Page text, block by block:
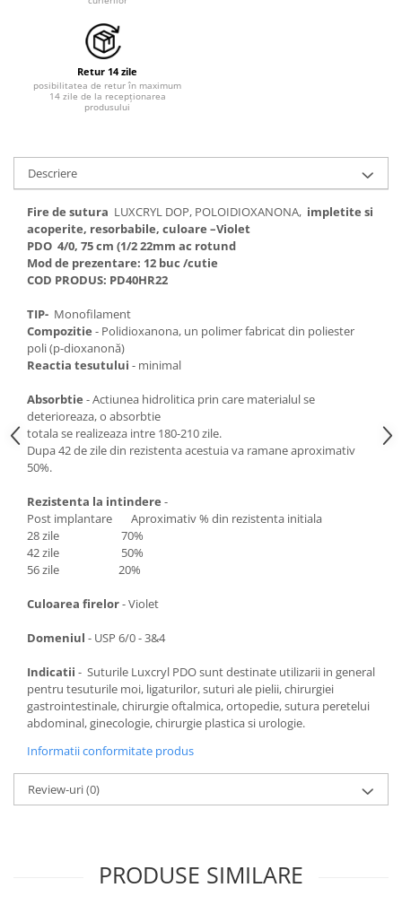
Aparatură tratament
Accesorii tratament
Aspiratoare chirurgicale
Electrocautere
Genți ambulanță
Stomatologie
Echipamente de diagnostic
Incubatoare animale
Lămpi
Lămpi chirurgicale
Lămpi bactericide
Lămpi frontale
Stomatologie veterinara
Igienă animale
Accesorii cosmetice
PSH HEALTH CARE
Costume, accesorii / produse
îngrijire cosmeticieni
Igienă și întreținere salon
Sterilizatoare UV
Retur 14 zile
posibilitatea de retur în maximum
14 zile de la recepționarea
produsului
Descriere
Fire de sutura LUXCRYL DOP, POLOIDIOXANONA, impletite si
acoperite, resorbabile, culoare –Violet
PDO 4/0, 75 cm (1/2 22mm ac rotund
Mod de prezentare: 12 buc /cutie
COD PRODUS: PD40HR22
TIP- Monofilament
Compozitie - Polidioxanona, un polimer fabricat din poliester
poli (p-dioxanonă)
Reactia tesutului - minimal
Absorbtie - Actiunea hidrolitica prin care materialul se
deterioreaza, o absorbtie
totala se realizeaza intre 180-210 zile.
Dupa 42 de zile din rezistenta acestuia va ramane aproximativ
50%.
Rezistenta la intindere -
Post implantare Aproximativ % din rezistenta initiala
28 zile 70%
42 zile 50%
56 zile 20%
Culoarea firelor- Violet
Domeniul - USP 6/0 - 3&4
Indicatii - Suturile Luxcryl PDO sunt destinate utilizarii in general
pentru tesuturile moi, ligaturilor, suturi ale pielii, chirurgiei
gastrointestinale, chirurgie oftalmica, ortopedie, sutura peretelui
abdominal, ginecologie, chirurgie plastica si urologie.
Informatii conformitate produs
Review-uri(0)
PRODUSE SIMILARE